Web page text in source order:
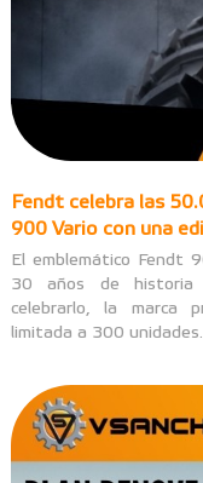
Fendt celebra las
900 Vario con una
El emblemático Fendt
30 años de historia
celebrarlo, la marca
limitada a 300 unidades.